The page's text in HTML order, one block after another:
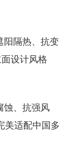
阳隔热、抗变
设计风格
蚀、抗强风
美适配中国多